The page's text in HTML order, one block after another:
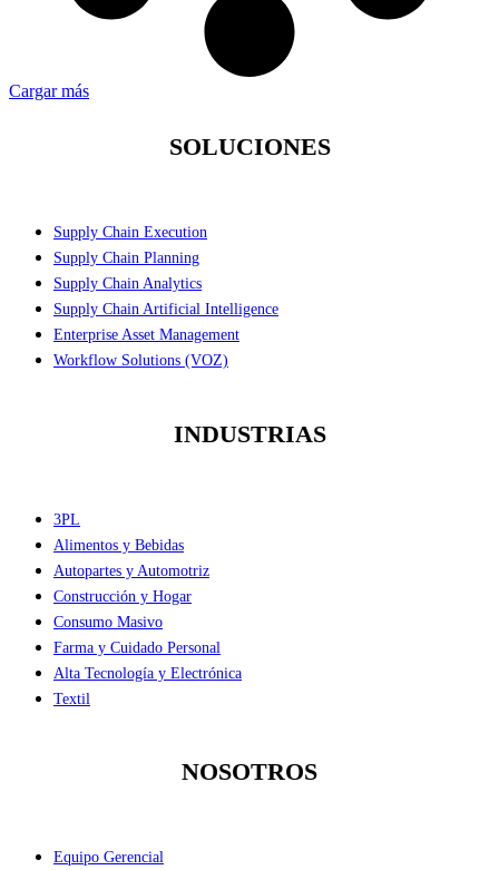
Cargar más
SOLUCIONES
Supply Chain Execution
Supply Chain Planning
Supply Chain Analytics
Supply Chain Artificial Intelligence
Enterprise Asset Management
Workflow Solutions (VOZ)
INDUSTRIAS
3PL
Alimentos y Bebidas
Autopartes y Automotriz
Construcción y Hogar
Consumo Masivo
Farma y Cuidado Personal
Alta Tecnología y Electrónica
Textil
NOSOTROS
Equipo Gerencial